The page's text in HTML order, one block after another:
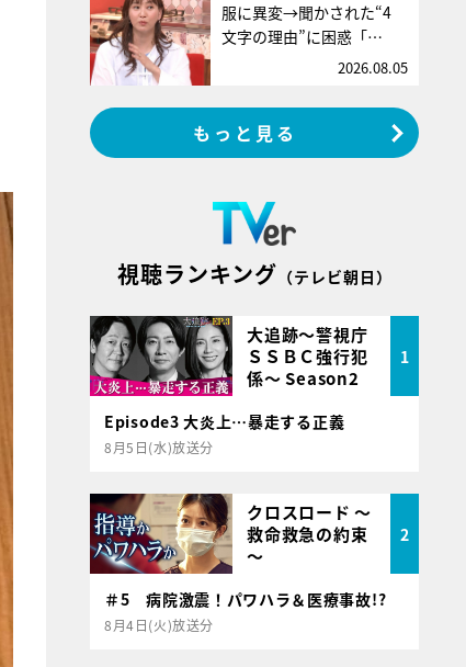
服に異変→聞かされた“4
文字の理由”に困惑「…
2026.08.05
もっと見る
視聴ランキング （テレビ朝日）
大追跡～警視庁
ＳＳＢＣ強行犯
係～ Season2
1
Episode3 大炎上…暴走する正義
8月5日(水)放送分
クロスロード ～
救命救急の約束
～
2
＃5 病院激震！パワハラ＆医療事故!?
8月4日(火)放送分